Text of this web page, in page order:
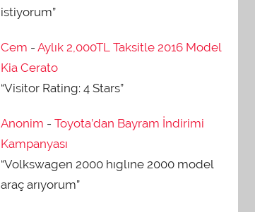
istiyorum”
Cem - Aylık 2,000TL Taksitle 2016 Model
Kia Cerato
“Visitor Rating: 4 Stars”
Anonim - Toyota’dan Bayram İndirimi
Kampanyası
“Volkswagen 2000 hıglıne 2000 model
araç arıyorum”